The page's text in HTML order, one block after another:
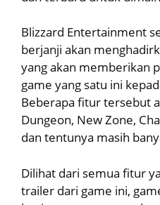
Blizzard Entertainment
berjanji akan
yang akan memberikan
game yang satu ini
Beberapa fitur tersebut
Dungeon, New Zone,
dan tentunya masih
Dilihat dari semua fitur
trailer dari game ini,